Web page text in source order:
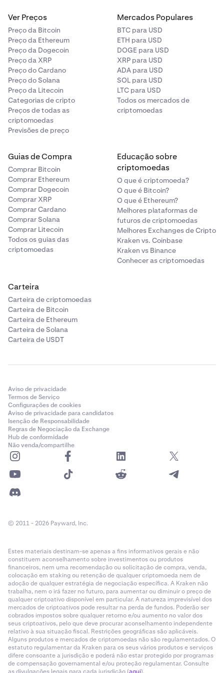
Toque em
Selecione sua conta de avaliação.
Você já está no modo Prop trading. O Kraken Pro App se
adapta para exibir o portfólio separado.
Ver Preços
Preço da Bitcoin
Preço da Ethereum
Preço da Dogecoin
Preço da XRP
Preço do Cardano
Preço do Solana
Preço da Litecoin
Categorias de cripto
Preços de todas as
criptomoedas
Previsões de preço
Mercados Populares
BTC para USD
ETH para USD
DOGE para USD
XRP para USD
ADA para USD
SOL para USD
LTC para USD
Todos os mercados de
criptomoedas
Guias de Compra
Comprar Bitcoin
Comprar Ethereum
Comprar Dogecoin
Comprar XRP
Comprar Cardano
Comprar Solana
Comprar Litecoin
Todos os guias das
criptomoedas
Educação sobre
criptomoedas
O que é criptomoeda?
O que é Bitcoin?
O que é Ethereum?
Melhores plataformas de
futuros de criptomoedas
Melhores Exchanges de Cripto
Kraken vs. Coinbase
Kraken vs Binance
Conhecer as criptomoedas
Carteira
Carteira de criptomoedas
Carteira de Bitcoin
Carteira de Ethereum
Carteira de Solana
Carteira de USDT
Aviso de privacidade
Termos de Serviço
Configurações de cookies
Aviso de privacidade para candidatos
Isenção de Responsabilidade
Regras de Negociação da Exchange
Hub de conformidade
Não venda/compartilhe
© 2011 - 2026 Payward, Inc.
Estes materiais destinam-se apenas a fins informativos gerais e não
constituem aconselhamento sobre investimentos ou produtos
financeiros, nem uma recomendação ou solicitação de compra, venda,
colocação em staking ou retenção de qualquer criptomoeda nem de
adoção de qualquer estratégia de negociação específica. A Kraken não
trabalha, nem o irá fazer no futuro, para aumentar ou diminuir o preço de
qualquer criptoativo disponível em particular. A natureza imprevisível dos
mercados de criptoativos pode resultar na perda de fundos. Poderão ser
cobrados impostos sobre qualquer retorno e/ou aumento no valor dos
seus criptoativos, pelo que deve procurar aconselhamento independente
relativo à sua situação fiscal. Restrições geográficas são aplicáveis.
Alguns produtos e mercados de criptomoedas não são regulamentados. O
estatuto regulamentar da Kraken para os seus vários produtos e serviços
difere consoante a jurisdição e poderá não estar protegido por programas
de compensação governamental e/ou proteção regulamentar. Consulte